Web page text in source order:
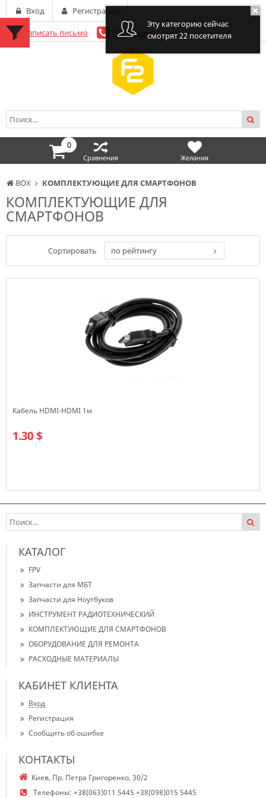
BOX КОМПЛЕКТУЮЩИЕ ДЛЯ СМАРТФОНОВ
КОМПЛЕКТУЮЩИЕ ДЛЯ
СМАРТФОНОВ
Сортировать по рейтингу
Кабель HDMI-HDMI 1м
1.30 $
Написать письмо Перезвоните мне
Вход Регистрация
0
Сравнения Желания
Эту категорию сейчас
смотрят 22 посетителя
КАТАЛОГ
FPV
Запчасти для МБТ
Запчасти для Ноутбуков
ИНСТРУМЕНТ РАДИОТЕХНИЧЕСКИЙ
КОМПЛЕКТУЮЩИЕ ДЛЯ СМАРТФОНОВ
ОБОРУДОВАНИЕ ДЛЯ РЕМОНТА
РАСХОДНЫЕ МАТЕРИАЛЫ
КАБИНЕТ КЛИЕНТА
Вход
Регистрация
Сообщить об ошибке
КОНТАКТЫ
Киев, Пр. Петра Григоренко, 30/2
Телефоны: +38(063)011 5445 +38(098)015 5445